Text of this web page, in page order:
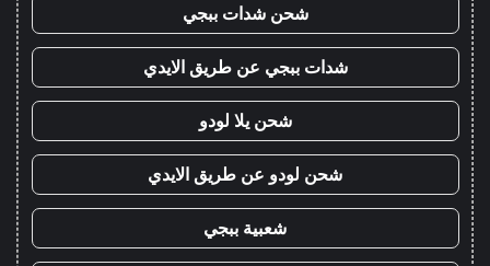
شحن شدات ببجي
شدات ببجي عن طريق الايدي
شحن يلا لودو
شحن لودو عن طريق الايدي
شعبية ببجي